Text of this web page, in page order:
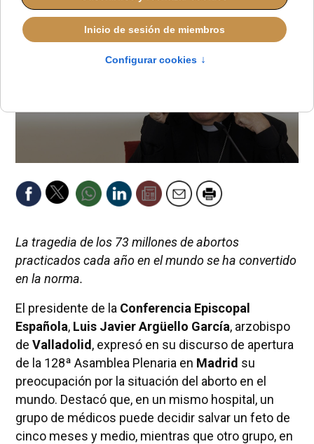
La tragedia de los 73 millones de abortos
practicados cada año en el mundo se ha convertido
en la norma.
El presidente de la Conferencia Episcopal
Española, Luis Javier Argüello García, arzobispo
de Valladolid, expresó en su discurso de apertura
de la 128ª Asamblea Plenaria en Madrid su
preocupación por la situación del aborto en el
mundo. Destacó que, en un mismo hospital, un
grupo de médicos puede decidir salvar un feto de
cinco meses y medio, mientras que otro grupo, en